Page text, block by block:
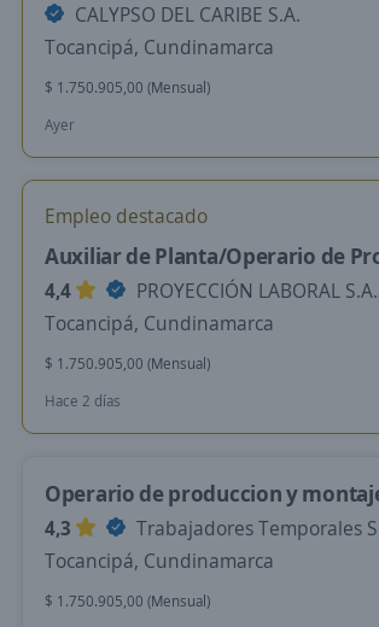
CALYPSO DEL CARIBE S.A.
Tocancipá, Cundinamarca
$ 1.750.905,00 (Mensual)
Ayer
Empleo destacado
Auxiliar de Planta/Operario de
4,4
PROYECCIÓN LABORAL
Tocancipá, Cundinamarca
$ 1.750.905,00 (Mensual)
Hace 2 días
Operario de produccion y
4,3
Trabajadores Temporales
Tocancipá, Cundinamarca
$ 1.750.905,00 (Mensual)